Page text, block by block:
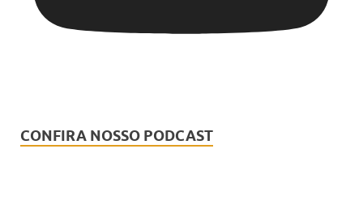
CONFIRA NOSSO PODCAST